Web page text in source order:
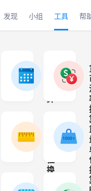
发现 小组 工具 帮
期
算
推算N天之
度
位
换